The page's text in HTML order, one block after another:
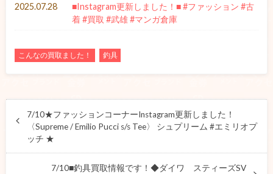
2025.07.28
■Instagram更新しました！■ #ファッション #古
着 #買取 #武雄 #マンガ倉庫
こんなの買取ました！ 釣具
7/10★ファッションコーナーInstagram更新しました！
〈Supreme / Emilio Pucci s/s Tee〉 シュプリーム #エミリオプ
ッチ ★
7/10■釣具買取情報です！◆ダイワ スティーズSV